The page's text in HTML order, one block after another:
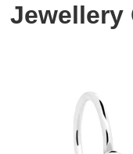
Jewellery